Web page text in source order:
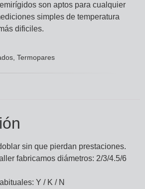
son aptos para cualquier
simples de temperatura
dificiles.
Termopares
sin que pierdan prestaciones.
fabricamos diámetros: 2/3/4.5/6
Y / K / N